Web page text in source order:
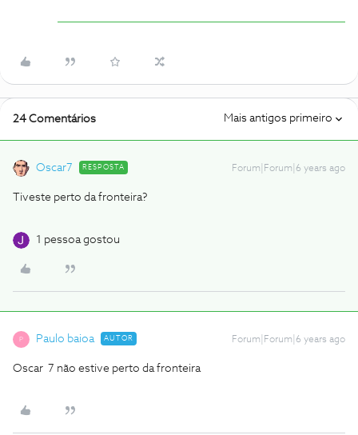
24 Comentários Mais antigos primeiro
Oscar7 RESPOSTA Forum|Forum|6 years ago
Tiveste perto da fronteira?
1 pessoa gostou
P Paulo baioa AUTOR Forum|Forum|6 years ago
Oscar 7 não estive perto da fronteira